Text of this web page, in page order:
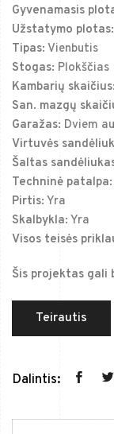
Gyvenamasis
Užstatymo plotas:
Tipas: Vienbutis
Stogas: Plokščias
Kambarių skaičius:
San. mazgų
Garažas: Dviem
Virtuvės
Šaltas
Techninė patalpa:
Pirtis: Yra
Skalbykla: Yra
Visos teisės
Šis projektas gali
Teirautis
Dalintis: